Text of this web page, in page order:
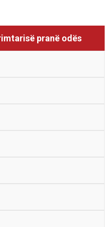
pranë odës